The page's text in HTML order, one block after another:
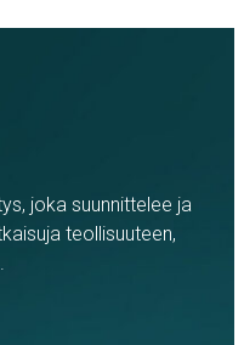
joka suunnittelee ja
teollisuuteen,